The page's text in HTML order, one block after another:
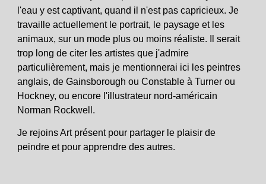
l'eau y est captivant, quand il n'est pas capricieux. Je
travaille actuellement le portrait, le paysage et les
animaux, sur un mode plus ou moins réaliste. Il serait
trop long de citer les artistes que j'admire
particulièrement, mais je mentionnerai ici les peintres
anglais, de Gainsborough ou Constable à Turner ou
Hockney, ou encore l'illustrateur nord-américain
Norman Rockwell.
Je rejoins Art présent pour partager le plaisir de
peindre et pour apprendre des autres.